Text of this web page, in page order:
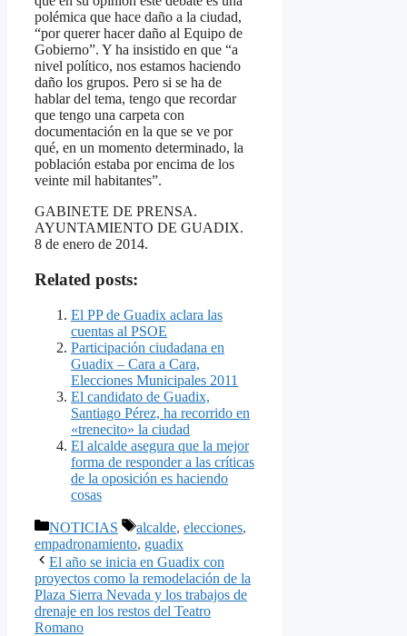
polémica que hace daño a la ciudad,
“por querer hacer daño al Equipo de
Gobierno”. Y ha insistido en que “a
nivel político, nos estamos haciendo
daño los grupos. Pero si se ha de
hablar del tema, tengo que recordar
que tengo una carpeta con
documentación en la que se ve por
qué, en un momento determinado, la
población estaba por encima de los
veinte mil habitantes”.
GABINETE DE PRENSA.
AYUNTAMIENTO DE GUADIX.
8 de enero de 2014.
Related posts:
El PP de Guadix aclara las
cuentas al PSOE
Participación ciudadana en
Guadix – Cara a Cara,
Elecciones Municipales 2011
El candidato de Guadix,
Santiago Pérez, ha recorrido en
«trenecito» la ciudad
El alcalde asegura que la mejor
forma de responder a las críticas
de la oposición es haciendo
cosas
Categorías
NOTICIAS Etiquetas
alcalde, elecciones,
empadronamiento, guadix
El año se inicia en Guadix con
proyectos como la remodelación de la
Plaza Sierra Nevada y los trabajos de
drenaje en los restos del Teatro
Romano